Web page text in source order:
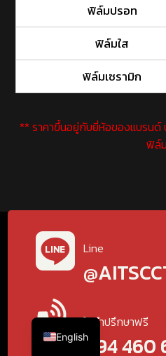
ฟิล์มปรอท
ฟิล์มใส
ฟิล์มเซรามิก
** ราคาขึ้นอยู่กับยี่ห้อของแบรนด์
ฟิล์ม
ให้คำปรึกษาฟรี
094 460
Line
English